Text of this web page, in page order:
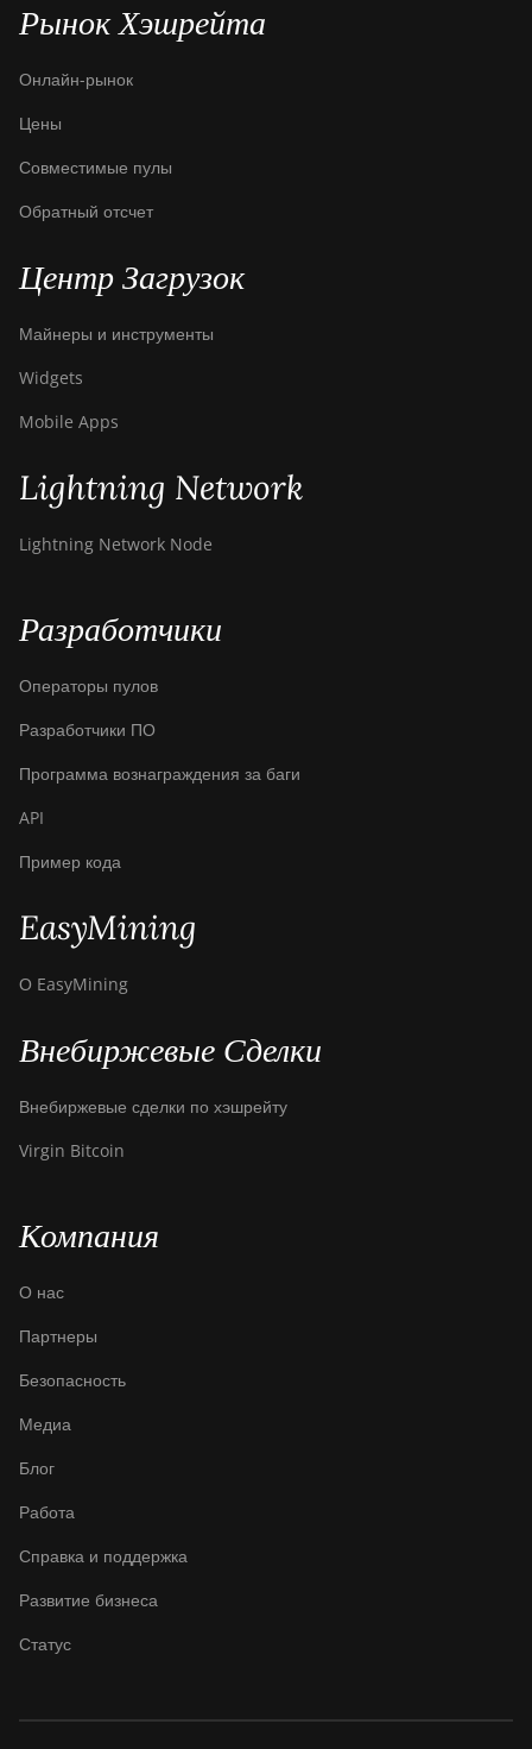
Рынок Хэшрейта
Онлайн-рынок
Цены
Совместимые пулы
Обратный отсчет
Центр Загрузок
Майнеры и инструменты
Widgets
Mobile Apps
Lightning Network
Lightning Network Node
Разработчики
Операторы пулов
Разработчики ПО
Программа вознаграждения за баги
API
Пример кода
EasyMining
О EasyMining
Внебиржевые Сделки
Внебиржевые сделки по хэшрейту
Virgin Bitcoin
Компания
О нас
Партнеры
Безопасность
Медиа
Блог
Работа
Справка и поддержка
Развитие бизнеса
Статус